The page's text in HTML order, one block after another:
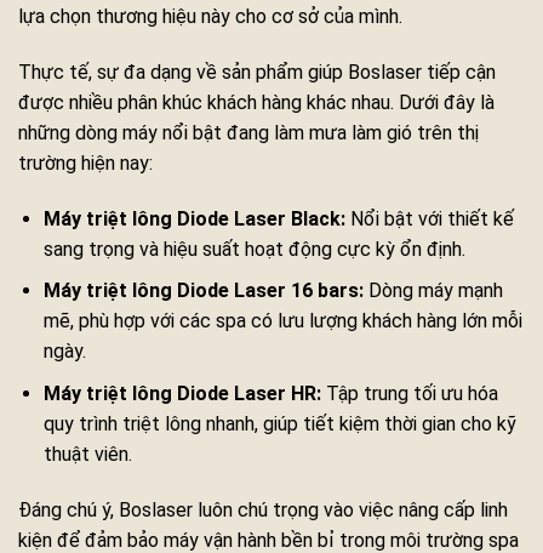
lựa chọn thương hiệu này cho cơ sở của mình.
Thực tế, sự đa dạng về sản phẩm giúp Boslaser tiếp cận
được nhiều phân khúc khách hàng khác nhau. Dưới đây là
những dòng máy nổi bật đang làm mưa làm gió trên thị
trường hiện nay:
Máy triệt lông Diode Laser Black:Nổi bật với thiết kế
sang trọng và hiệu suất hoạt động cực kỳ ổn định.
Máy triệt lông Diode Laser 16 bars:Dòng máy mạnh
mẽ, phù hợp với các spa có lưu lượng khách hàng lớn mỗi
ngày.
Máy triệt lông Diode Laser HR:Tập trung tối ưu hóa
quy trình triệt lông nhanh, giúp tiết kiệm thời gian cho kỹ
thuật viên.
Đáng chú ý, Boslaser luôn chú trọng vào việc nâng cấp linh
kiện để đảm bảo máy vận hành bền bỉ trong môi trường spa